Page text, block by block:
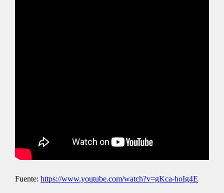
Fuente: https://www.youtube.com/watch?v=gKca-hoIg4E